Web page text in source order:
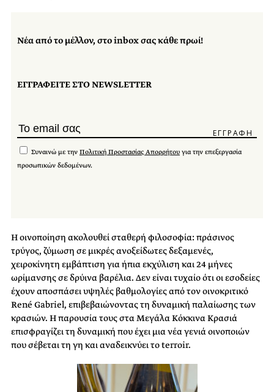
Νέα από το μέλλον, στο inbox σας κάθε πρωί!
ΕΓΓΡΑΦΕΙΤΕ ΣΤΟ NEWSLETTER
Συναινώ με την Πολιτική Προστασίας Απορρήτου για την επεξεργασία
προσωπικών δεδομένων.
Η οινοποίηση ακολουθεί σταθερή φιλοσοφία: πράσινος
τρύγος, ζύμωση σε μικρές ανοξείδωτες δεξαμενές,
χειροκίνητη εμβάπτιση για ήπια εκχύλιση και 24 μήνες
ωρίμανσης σε δρύινα βαρέλια. Δεν είναι τυχαίο ότι οι εσοδείες
έχουν αποσπάσει υψηλές βαθμολογίες από τον οινοκριτικό
René Gabriel, επιβεβαιώνοντας τη δυναμική παλαίωσης των
κρασιών. Η παρουσία τους στα Μεγάλα Κόκκινα Κρασιά
επισφραγίζει τη δυναμική που έχει μια νέα γενιά οινοποιών
που σέβεται τη γη και αναδεικνύει το terroir.